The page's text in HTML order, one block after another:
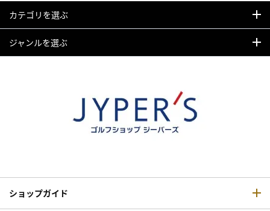
カテゴリを選ぶ
ジャンルを選ぶ
ショップガイド